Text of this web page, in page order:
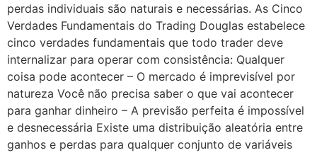
perdas individuais são naturais e necessárias. As Cinco
Verdades Fundamentais do Trading Douglas estabelece
cinco verdades fundamentais que todo trader deve
internalizar para operar com consistência: Qualquer
coisa pode acontecer – O mercado é imprevisível por
natureza Você não precisa saber o que vai acontecer
para ganhar dinheiro – A previsão perfeita é impossível
e desnecessária Existe uma distribuição aleatória entre
ganhos e perdas para qualquer conjunto de variáveis